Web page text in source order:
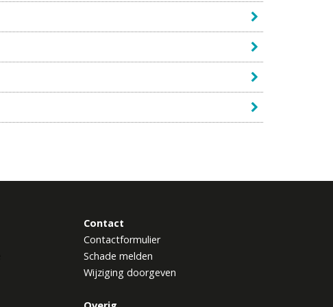
Contact
Contactformulier
Schade melden
Wijziging doorgeven